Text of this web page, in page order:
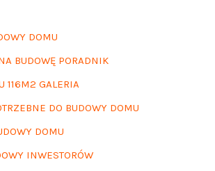
DOMU
BUDOWĘ PORADNIK
116M2 GALERIA
DO BUDOWY DOMU
DOMU
INWESTORÓW